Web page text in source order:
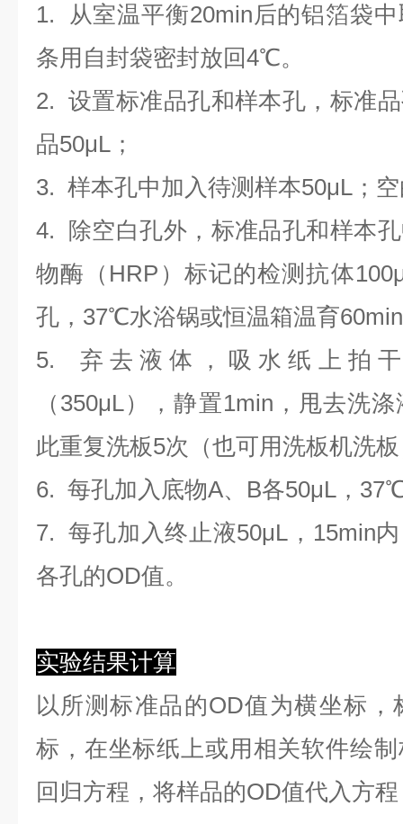
1. 从室温平衡20min后的铝箔袋
条用自封袋密封放回4℃。
2. 设置标准品孔和样本孔，标准
品50μL；
3. 样本孔中加 入待测样本50μL；
4.
除空白孔外，标准品孔和样本
物酶（HRP）标记的检测抗体
孔，37℃水浴锅或恒温箱温育
5. 弃去液体，吸水纸上拍
（350μL）
，静置1min，甩去洗
此重复洗板5次（也可用洗板机洗
6. 每孔加入底物A、B各50μL，
7. 每孔加入终止液50μL，15min
各孔的OD值。
实验结果计算
以所测标准品的OD值为横坐标，
标，在坐标纸上或用相关软件绘制
回归方程 ， 将样品的OD值代入方